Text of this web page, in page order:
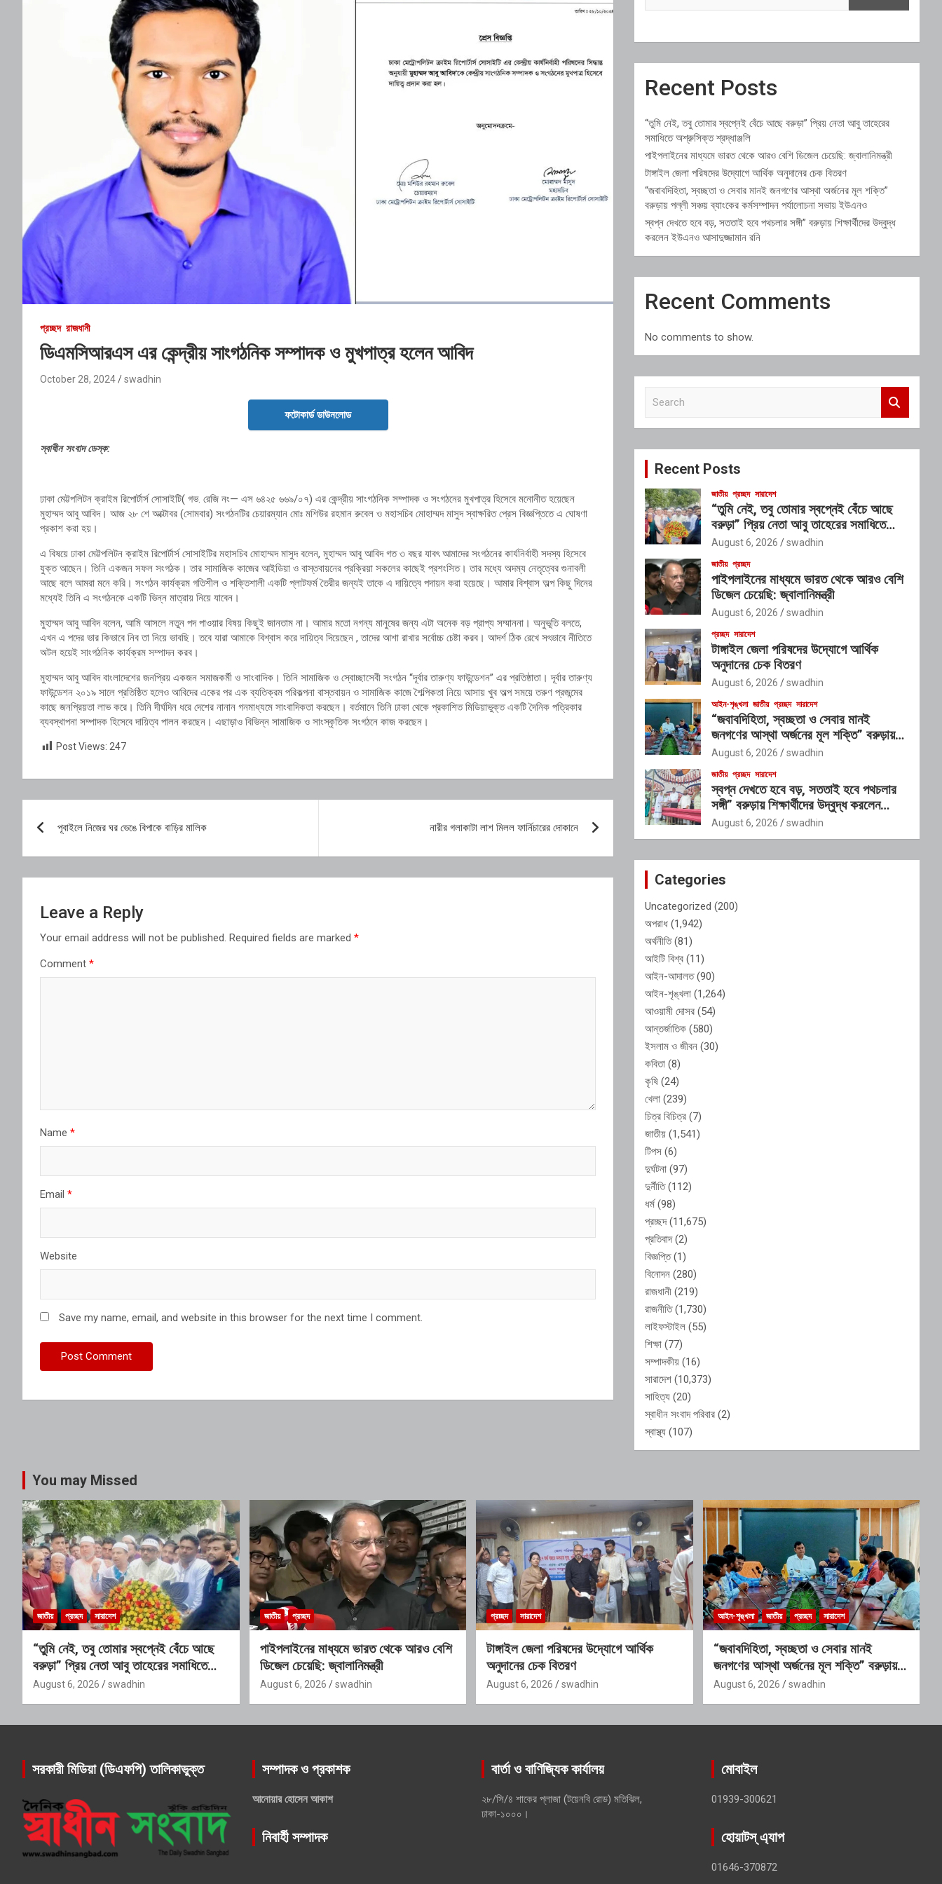
প্রচ্ছদ রাজধানী
ডিএমসিআরএস এর কেন্দ্রীয় সাংগঠনিক সম্পাদক ও মুখপাত্র হলেন আবিদ
October 28, 2024 swadhin
ফটোকার্ড ডাউনলোড
স্বাধীন সংবাদ ডেস্ক:
ঢাকা মেট্টপলিটন ক্রাইম রিপোর্টার্স সোসাইটি( গভ. রেজি নং— এস ৬৪২৫ ৬৬৯/০৭) এর কেন্দ্রীয় সাংগঠনিক সম্পাদক ও সংগঠনের মুখপাত্র হিসেবে মনোনীত হয়েছেন
মুহাম্মদ আবু আবিদ। আজ ২৮ শে অক্টোবর (সোমবার) সংগঠনটির চেয়ারম্যান মোঃ মশিউর রহমান রুবেল ও মহাসচিব মোহাম্মদ মাসুদ স্বাক্ষরিত প্রেস বিজ্ঞপ্তিতে এ ঘোষণা
প্রকাশ করা হয়।
এ বিষয়ে ঢাকা মেট্টপলিটন ক্রাইম রিপোর্টার্স সোসাইটির মহাসচিব মোহাম্মদ মাসুদ বলেন, মুহাম্মদ আবু আবিদ গত ৩ বছর যাবৎ আমাদের সংগঠনের কার্যনির্বাহী সদস্য হিসেবে
যুক্ত আছেন। তিনি একজন সফল সংগঠক। তার সামাজিক কাজের আইডিয়া ও বাস্তবায়নের প্রক্রিয়া সকলের কাছেই প্রশংসিত। তার মধ্যে অদম্য নেতৃত্বের গুনাবলী
আছে বলে আমরা মনে করি। সংগঠন কার্যক্রম গতিশীল ও শক্তিশালী একটি প্লাটফর্ম তৈরীর জন্যই তাকে এ দায়িত্বে পদায়ন করা হয়েছে। আমার বিশ্বাস অল্প কিছু দিনের
মধ্যেই তিনি এ সংগঠনকে একটি ভিন্ন মাত্রায় নিয়ে যাবেন।
মুহাম্মদ আবু আবিদ বলেন, আমি আসলে নতুন পদ পাওয়ার বিষয় কিছুই জানতাম না। আমার মতো নগন্য মানুষের জন্য এটা অনেক বড় প্রাপ্য সম্মাননা। অনুভূতি বলতে,
এখন এ পদের ভার কিভাবে নিব তা নিয়ে ভাবছি। তবে যারা আমাকে বিশ্বাস করে দায়িত্ব দিয়েছেন , তাদের আশা রাখার সর্বোচ্চ চেষ্টা করব। আদর্শ ঠিক রেখে সৎভাবে নীতিতে
অটল হয়েই সাংগঠনিক কার্যক্রম সম্পাদন করব।
মুহাম্মদ আবু আবিদ বাংলাদেশের জনপ্রিয় একজন সমাজকর্মী ও সাংবাদিক। তিনি সামাজিক ও স্বোচ্ছাসেবী সংগঠন “দূর্বার তারুণ্য ফাউন্ডেশন” এর প্রতিষ্ঠাতা। দূর্বার তারুণ্য
ফাউন্ডেশন ২০১৯ সালে প্রতিষ্ঠিত হলেও আবিদের একের পর এক ব্যতিক্রম পরিকল্পনা বাস্তবায়ন ও সামাজিক কাজে শৈল্পিকতা নিয়ে আসায় খুব অল্প সময়ে তরুণ প্রজন্মের
কাছে জনপ্রিয়তা লাভ করে। তিনি দীর্ঘদিন ধরে দেশের নানান গনমাধ্যমে সাংবাদিকতা করছেন। বর্তমানে তিনি ঢাকা থেকে প্রকাশিত মিডিয়াভুক্ত একটি দৈনিক পত্রিকার
ব্যবস্থাপনা সম্পাদক হিসেবে দায়িত্ব পালন করছেন। এছাড়াও বিভিন্ন সামাজিক ও সাংস্কৃতিক সংগঠনে কাজ করছেন।
Post Views: 247
navigation
পূবাইলে নিজের ঘর ভেঙে বিপাকে বাড়ির মালিক নারীর গলাকাটা লাশ মিলল ফার্নিচারের দোকানে
Leave a Reply
Your email address will not be published. Required fields are marked *
Comment *
Name *
Email *
Website
Save my name, email, and website in this browser for the next time I comment.
Recent Posts
“তুমি নেই, তবু তোমার স্বপ্নেই বেঁচে আছে বরুড়া” প্রিয় নেতা আবু তাহেরের
সমাধিতে অশ্রুসিক্ত শ্রদ্ধাঞ্জলি
পাইপলাইনের মাধ্যমে ভারত থেকে আরও বেশি ডিজেল চেয়েছি: জ্বালানিমন্ত্রী
টাঙ্গাইল জেলা পরিষদের উদ্যোগে আর্থিক অনুদানের চেক বিতরণ
“জবাবদিহিতা, স্বচ্ছতা ও সেবার মানই জনগণের আস্থা অর্জনের মূল শক্তি”
বরুড়ায় পল্লী সঞ্চয় ব্যাংকের কর্মসম্পাদন পর্যালোচনা সভায় ইউএনও
স্বপ্ন দেখতে হবে বড়, সততাই হবে পথচলার সঙ্গী” বরুড়ায় শিক্ষার্থীদের উদ্বুদ্ধ
করলেন ইউএনও আসাদুজ্জামান রনি
Recent Comments
No comments to show.
c
Recent Posts
জাতীয় প্রচ্ছদ সারাদেশ
“তুমি নেই, তবু তোমার স্বপ্নেই বেঁচে আছে
বরুড়া” প্রিয় নেতা আবু তাহেরের সমাধিতে
অশ্রুসিক্ত শ্রদ্ধাঞ্জলি
August 6, 2026 swadhin
জাতীয় প্রচ্ছদ
পাইপলাইনের মাধ্যমে ভারত থেকে আরও বেশি
ডিজেল চেয়েছি: জ্বালানিমন্ত্রী
August 6, 2026 swadhin
প্রচ্ছদ সারাদেশ
টাঙ্গাইল জেলা পরিষদের উদ্যোগে আর্থিক
অনুদানের চেক বিতরণ
August 6, 2026 swadhin
আইন-শৃঙ্খলা জাতীয় প্রচ্ছদ সারাদেশ
“জবাবদিহিতা, স্বচ্ছতা ও সেবার মানই
জনগণের আস্থা অর্জনের মূল শক্তি” বরুড়ায়
পল্লী সঞ্চয় ব্যাংকের কর্মসম্পাদন পর্যালোচনা
সভায় ইউএনও
August 6, 2026 swadhin
জাতীয় প্রচ্ছদ সারাদেশ
স্বপ্ন দেখতে হবে বড়, সততাই হবে পথচলার
সঙ্গী” বরুড়ায় শিক্ষার্থীদের উদ্বুদ্ধ করলেন
ইউএনও আসাদুজ্জামান রনি
August 6, 2026 swadhin
Categories
Uncategorized (200)
অপরাধ (1,942)
অর্থনীতি(81)
আইটি বিশ্ব (11)
আইন-আদালত(90)
আইন-শৃঙ্খলা (1,264)
আওয়ামী দোসর (54)
আন্তর্জাতিক (580)
ইসলাম ও জীবন (30)
কবিতা (8)
কৃষি (24)
খেলা (239)
চিত্র বিচিত্র (7)
জাতীয় (1,541)
টিপস (6)
দুর্ঘটনা (97)
দুর্নীতি(112)
ধর্ম(98)
প্রচ্ছদ(11,675)
প্রতিবাদ(2)
বিজ্ঞপ্তি(1)
বিনোদন (280)
রাজধানী (219)
রাজনীতি(1,730)
লাইফস্টাইল (55)
শিক্ষা (77)
সম্পাদকীয় (16)
সারাদেশ (10,373)
সাহিত্য (20)
স্বাধীন সংবাদ পরিবার (2)
স্বাস্থ্য (107)
You may Missed
জাতীয় প্রচ্ছদ সারাদেশ
“তুমি নেই, তবু তোমার স্বপ্নেই বেঁচে আছে
বরুড়া” প্রিয় নেতা আবু তাহেরের সমাধিতে
অশ্রুসিক্ত শ্রদ্ধাঞ্জলি
August 6, 2026 swadhin
জাতীয় প্রচ্ছদ
পাইপলাইনের মাধ্যমে ভারত থেকে আরও বেশি
ডিজেল চেয়েছি: জ্বালানিমন্ত্রী
August 6, 2026 swadhin
প্রচ্ছদ সারাদেশ
টাঙ্গাইল জেলা পরিষদের উদ্যোগে আর্থিক
অনুদানের চেক বিতরণ
August 6, 2026 swadhin
আইন-শৃঙ্খলা জাতীয় প্রচ্ছদ সারাদেশ
“জবাবদিহিতা, স্বচ্ছতা ও সেবার মানই
জনগণের আস্থা অর্জনের মূল শক্তি” বরুড়ায়
পল্লী সঞ্চয় ব্যাংকের কর্মসম্পাদন পর্যালোচনা
August 6, 2026 swadhin
সরকারী মিডিয়া (ডিএফপি) তালিকাভুক্ত সম্পাদক ও প্রকাশক
আনোয়ার হোসেন আকাশ
নিবার্হী সম্পাদক
বার্তা ও বাণিজ্যিক কার্যালয়
২৮/সি/৪ শাকের প্লাজা (টয়েনবি রোড) মতিঝিল,
ঢাকা-১০০০।
মোবাইল
01939-300621
হোয়াটস্ এ্যাপ
01646-370872